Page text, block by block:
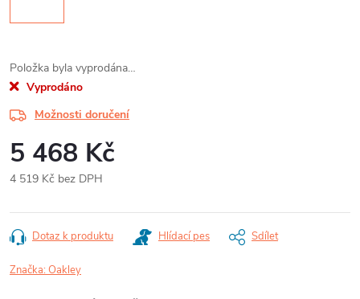
Položka byla vyprodána…
Vyprodáno
Možnosti doručení
5 468 Kč
4 519 Kč bez DPH
cena:
Dotaz k produktu Hlídací pes Sdílet
Značka:Oakley